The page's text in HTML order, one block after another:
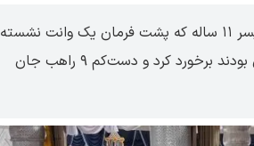
در یکی از مرگبارترین حوادث جاده‌ای اخیر در تایلند، یک پسر ۱۱ ساله که پشت فرمان یک وانت نشسته
بود، به گروهی از راهبان بودایی که در حال انجام مراسم زیارتی بودند برخورد کرد و دست‌کم ۹ راهب جان